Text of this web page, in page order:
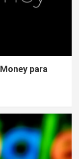
para